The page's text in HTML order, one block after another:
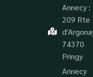
Annecy :
209 Rte
74370
Pringy
Annecy